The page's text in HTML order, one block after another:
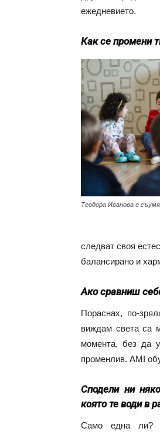
ежедневието.
Как се промени
Теодора Иванова е
следват своя
балансирано и
Ако сравниш
Пораснах, по-
виждам света са
момента, без да
променлив. AMI
Сподели ни
която те води в
Само една ли?